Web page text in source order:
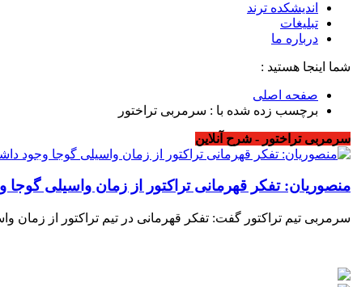
اندیشکده ترند
تبلیغات
درباره ما
شما اینجا هستید :
صفحه اصلی
برچسب زده شده با : سرمربی تراختور
سرمربی تراختور - شرح آنلاین
منصوریان: تفکر قهرمانی تراکتور از زمان واسیلی گوجا
سرمربی تیم تراکتور گفت: تفکر قهرمانی در تیم تراکتور از زمان